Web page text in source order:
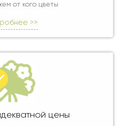
от кого цветы
>>
цены